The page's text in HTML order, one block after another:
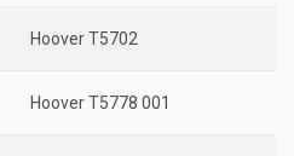
Hoover T5702
Hoover T5778 001